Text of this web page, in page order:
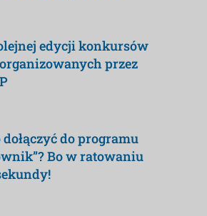
edycji konkursów
przez
do programu
Bo w ratowaniu